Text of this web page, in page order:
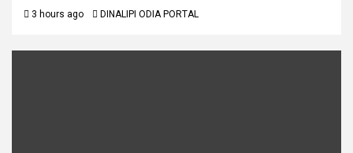
3 hours ago DINALIPI ODIA PORTAL